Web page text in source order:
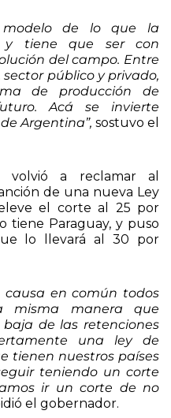
modelo de lo que la
y tiene que ser con
del campo. Entre
público y privado,
de producción de
Acá se invierte
Argentina”,
volvió a reclamar al
de una nueva Ley
el corte al 25 por
tiene Paraguay, y puso
lo llevará al 30 por
causa en común todos
misma manera que
de las retenciones
una ley de
tienen nuestros países
teniendo un corte
ir un corte de no